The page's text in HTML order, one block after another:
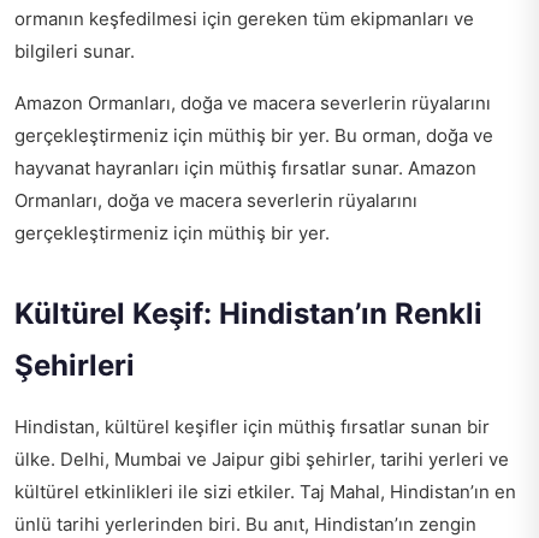
ormanın keşfedilmesi için gereken tüm ekipmanları ve
bilgileri sunar.
Amazon Ormanları, doğa ve macera severlerin rüyalarını
gerçekleştirmeniz için müthiş bir yer. Bu orman, doğa ve
hayvanat hayranları için müthiş fırsatlar sunar. Amazon
Ormanları, doğa ve macera severlerin rüyalarını
gerçekleştirmeniz için müthiş bir yer.
Kültürel Keşif: Hindistan’ın Renkli
Şehirleri
Hindistan, kültürel keşifler için müthiş fırsatlar sunan bir
ülke. Delhi, Mumbai ve Jaipur gibi şehirler, tarihi yerleri ve
kültürel etkinlikleri ile sizi etkiler. Taj Mahal, Hindistan’ın en
ünlü tarihi yerlerinden biri. Bu anıt, Hindistan’ın zengin